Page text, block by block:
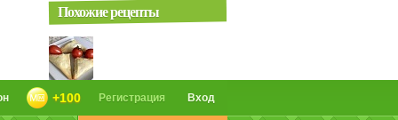
Вход
Регистрация
+100
Похожие рецепты